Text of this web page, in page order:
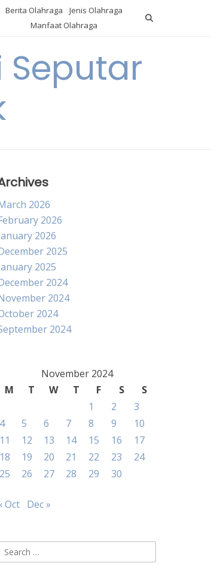
Berita Olahraga
Jenis Olahraga
Manfaat Olahraga
Seputar
2026
2026
2026
2025
2025
2024
2024
2024
2024
November 2024
M
T W T F S
S
1
2
3
4
5 6 7 8 9
10
11
12 13 14 15 16
17
18
19 20 21 22 23
24
25
26 27 28 29 30
Oct Dec »
Search